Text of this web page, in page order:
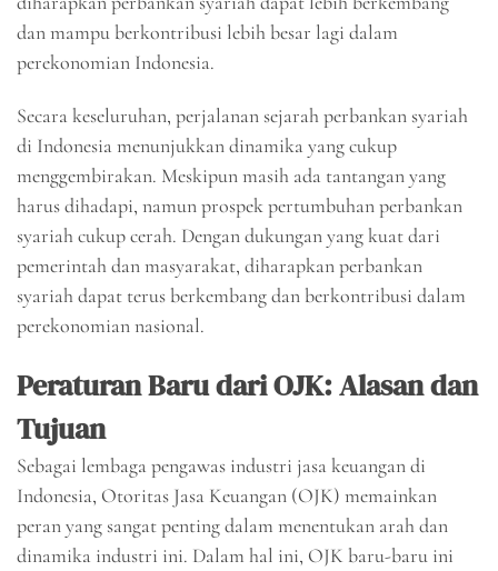
dan mampu berkontribusi lebih besar lagi dalam
perekonomian Indonesia.
Secara keseluruhan, perjalanan sejarah perbankan syariah
di Indonesia menunjukkan dinamika yang cukup
menggembirakan. Meskipun masih ada tantangan yang
harus dihadapi, namun prospek pertumbuhan perbankan
syariah cukup cerah. Dengan dukungan yang kuat dari
pemerintah dan masyarakat, diharapkan perbankan
syariah dapat terus berkembang dan berkontribusi dalam
perekonomian nasional.
Peraturan Baru dari OJK: Alasan dan
Tujuan
Sebagai lembaga pengawas industri jasa keuangan di
Indonesia, Otoritas Jasa Keuangan (OJK) memainkan
peran yang sangat penting dalam menentukan arah dan
dinamika industri ini. Dalam hal ini, OJK baru-baru ini